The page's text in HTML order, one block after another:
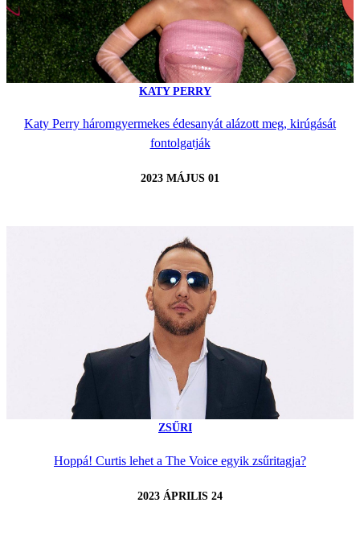
KATY PERRY
Katy Perry háromgyermekes édesanyát alázott meg, kirúgását
fontolgatják
2023 MÁJUS 01
ZSŰRI
Hoppá! Curtis lehet a The Voice egyik zsűritagja?
2023 ÁPRILIS 24